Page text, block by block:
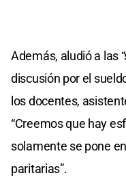
Además, aludió a las
discusión por el
los docentes,
“Creemos que hay
solamente se pone
paritarias”.